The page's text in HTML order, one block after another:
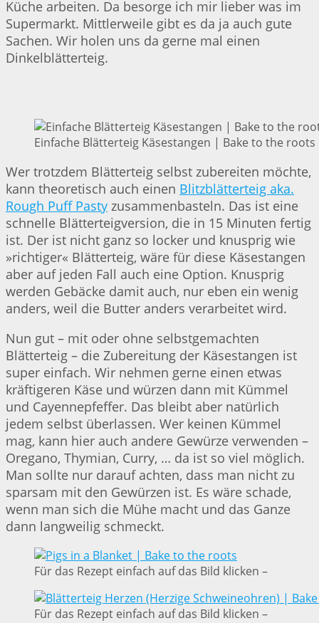
Küche arbeiten. Da besorge ich mir lieber was im
Supermarkt. Mittlerweile gibt es da ja auch gute
Sachen. Wir holen uns da gerne mal einen
Dinkelblätterteig.
Einfache Blätterteig Käsestangen | Bake to the roots
Wer trotzdem Blätterteig selbst zubereiten möchte,
kann theoretisch auch einen Blitzblätterteig aka.
Rough Puff Pasty zusammenbasteln. Das ist eine
schnelle Blätterteigversion, die in 15 Minuten fertig
ist. Der ist nicht ganz so locker und knusprig wie
»richtiger« Blätterteig, wäre für diese Käsestangen
aber auf jeden Fall auch eine Option. Knusprig
werden Gebäcke damit auch, nur eben ein wenig
anders, weil die Butter anders verarbeitet wird.
Nun gut – mit oder ohne selbstgemachten
Blätterteig – die Zubereitung der Käsestangen ist
super einfach. Wir nehmen gerne einen etwas
kräftigeren Käse und würzen dann mit Kümmel
und Cayennepfeffer. Das bleibt aber natürlich
jedem selbst überlassen. Wer keinen Kümmel
mag, kann hier auch andere Gewürze verwenden –
Oregano, Thymian, Curry, … da ist so viel möglich.
Man sollte nur darauf achten, dass man nicht zu
sparsam mit den Gewürzen ist. Es wäre schade,
wenn man sich die Mühe macht und das Ganze
dann langweilig schmeckt.
Für das Rezept einfach auf das Bild klicken –
Für das Rezept einfach auf das Bild klicken –